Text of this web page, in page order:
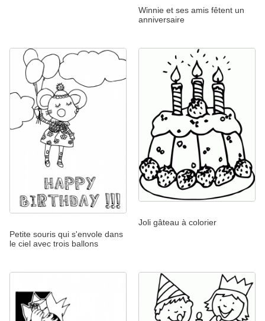
Winnie et ses amis fêtent un
anniversaire
Petite souris qui s'envole dans
le ciel avec trois ballons
Joli gâteau à colorier